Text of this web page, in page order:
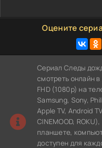
Оцените
1 2 3 4 5
Сериал Следы
смотреть онлайн
FHD (1080p) на
Samsung, Sony,
Apple TV, Android
CINEMOOD,
планшете,
доступен для